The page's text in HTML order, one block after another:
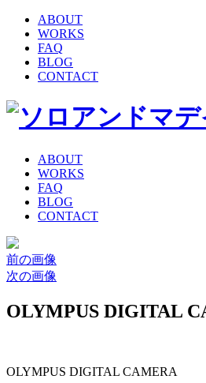
ABOUT
WORKS
FAQ
BLOG
CONTACT
ABOUT
WORKS
FAQ
BLOG
CONTACT
前の画像
次の画像
OLYMPUS DIGITAL
OLYMPUS DIGITAL CAMERA